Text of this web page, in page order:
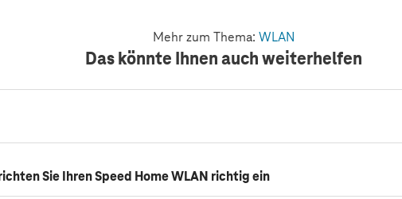
Mehr zum Thema: WLAN
Das könnte Ihnen auch weiterhelfen
Sie Ihren Speed Home WLAN richtig ein